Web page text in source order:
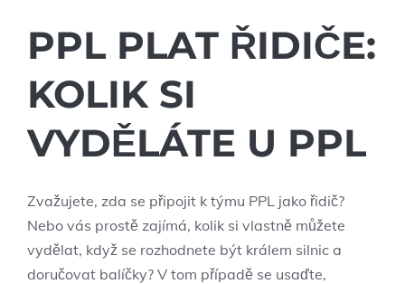
PPL PLAT ŘIDIČE:
KOLIK SI
VYDĚLÁTE U PPL
Zvažujete, zda se připojit k týmu PPL jako řidič?
Nebo vás prostě zajímá, kolik si vlastně můžete
vydělat, když se rozhodnete být králem silnic a
doručovat balíčky? V tom případě se usaďte,